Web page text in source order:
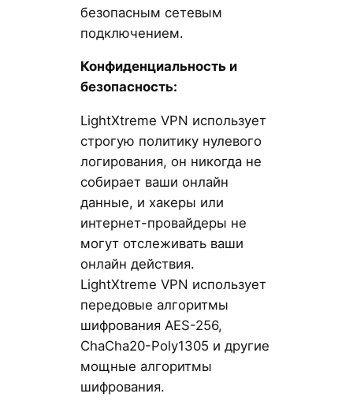
безопасным сетевым
подключением.
Конфиденциальность и
безопасность:
LightXtreme VPN использует
строгую политику нулевого
логирования, он никогда не
собирает ваши онлайн
данные, и хакеры или
интернет-провайдеры не
могут отслеживать ваши
онлайн действия.
LightXtreme VPN использует
передовые алгоритмы
шифрования AES-256,
ChaCha20-Poly1305 и другие
мощные алгоритмы
шифрования.